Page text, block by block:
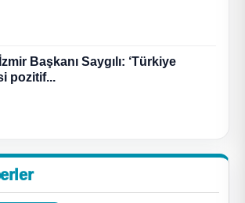
Başkanı Saygılı: ‘Türkiye
pozitif...